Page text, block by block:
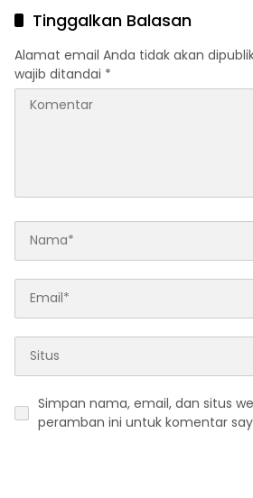
Tinggalkan Balasan
Alamat email Anda tidak akan
wajib ditandai *
Simpan nama, email, dan situs
peramban ini untuk komentar